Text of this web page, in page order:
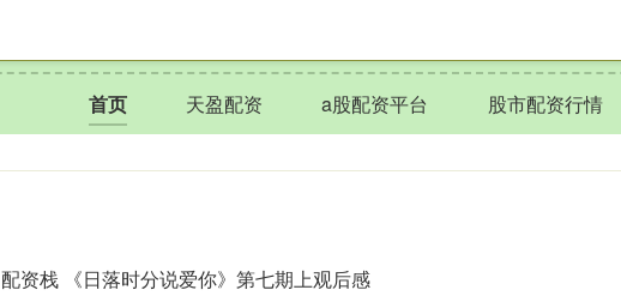
首页 天盈配资 a股配资平台 股市配资行情
配资栈 《日落时分说爱你》第七期上观后感